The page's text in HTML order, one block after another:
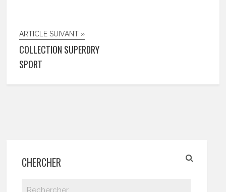
ARTICLE SUIVANT »
COLLECTION SUPERDRY
SPORT
CHERCHER